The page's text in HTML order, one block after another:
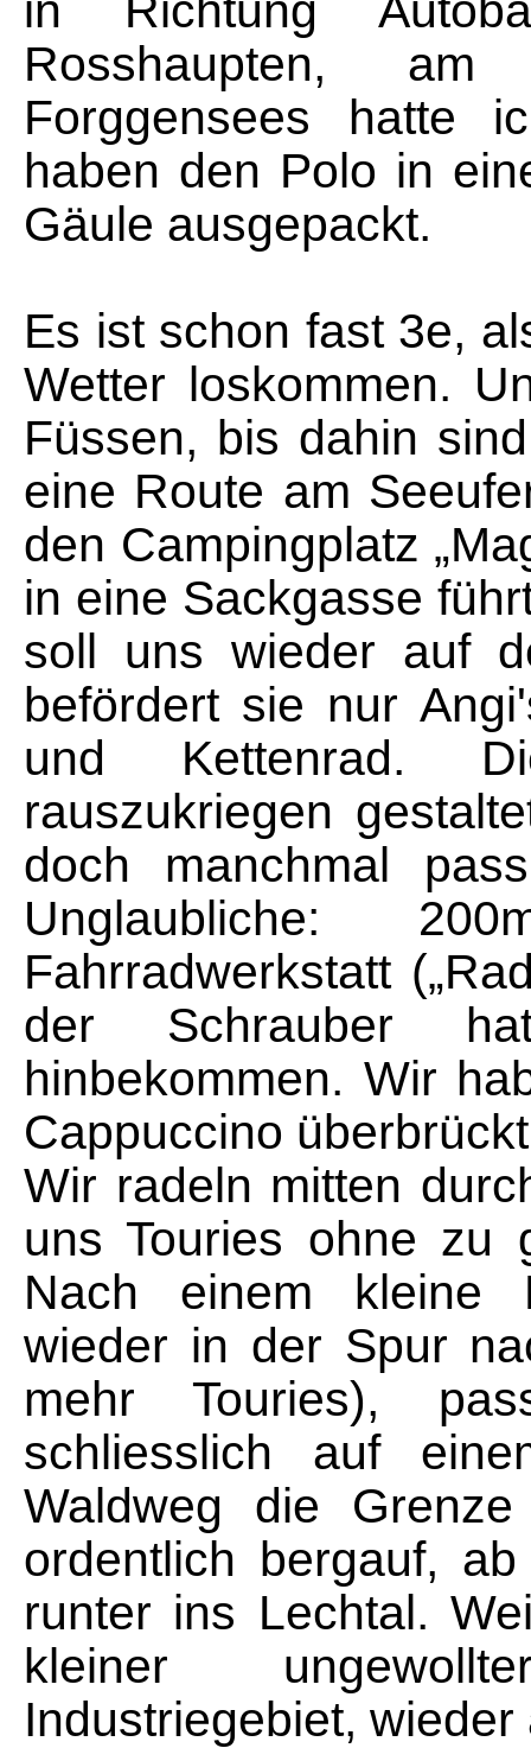
Rosshaupten,
Forggensees hatte
haben den Polo in
Gäule ausgepackt.
Es ist schon fast 3e,
Wetter loskommen.
Füssen, bis dahin
eine Route am
den Campingplatz
in eine Sackgasse
soll uns wieder auf
befördert sie nur
und Kettenrad.
rauszukriegen
doch manchmal
Unglaubliche:
Fahrradwerkstatt
der Schrauber
hinbekommen. Wir
Cappuccino
Wir radeln mitten
uns Touries ohne zu
Nach einem kleine
wieder in der Spur
mehr Touries),
schliesslich auf
Waldweg die
ordentlich bergauf,
runter ins Lechtal.
kleiner
Industriegebiet, wieder